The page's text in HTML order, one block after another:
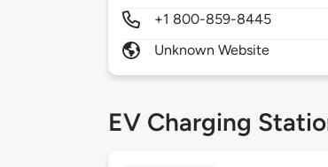
+1 800-859-8445
Unknown Website
EV Charging